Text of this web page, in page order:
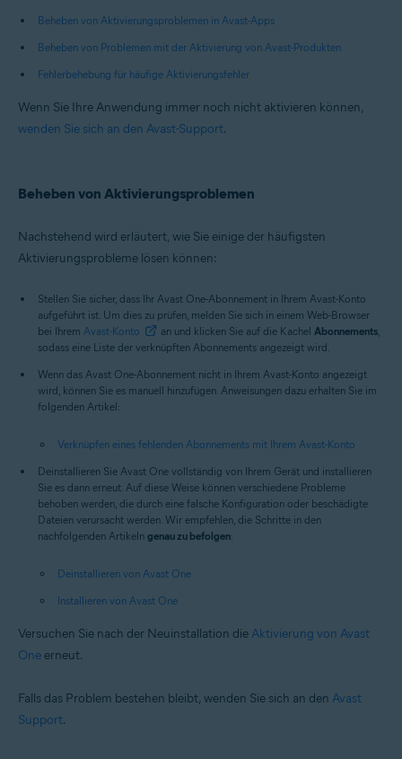
Beheben von Aktivierungsproblemen in Avast-Apps
Beheben von Problemen mit der Aktivierung von Avast-Produkten
Fehlerbehebung für häufige Aktivierungsfehler
Wenn Sie Ihre Anwendung immer noch nicht aktivieren können,
wenden Sie sich an den Avast-Support.
Beheben von Aktivierungsproblemen
Nachstehend wird erläutert, wie Sie einige der häufigsten
Aktivierungsprobleme lösen können:
Stellen Sie sicher, dass Ihr Avast One-Abonnement in Ihrem Avast-Konto
aufgeführt ist. Um dies zu prüfen, melden Sie sich in einem Web-Browser
bei Ihrem Avast-Konto an und klicken Sie auf die Kachel Abonnements,
sodass eine Liste der verknüpften Abonnements angezeigt wird.
Wenn das Avast One-Abonnement nicht in Ihrem Avast-Konto angezeigt
wird, können Sie es manuell hinzufügen. Anweisungen dazu erhalten Sie im
folgenden Artikel:
Verknüpfen eines fehlenden Abonnements mit Ihrem Avast-Konto
Deinstallieren Sie Avast One vollständig von Ihrem Gerät und installieren
Sie es dann erneut. Auf diese Weise können verschiedene Probleme
behoben werden, die durch eine falsche Konfiguration oder beschädigte
Dateien verursacht werden. Wir empfehlen, die Schritte in den
nachfolgenden Artikeln genau zu befolgen:
Deinstallieren von Avast One
Installieren von Avast One
Versuchen Sie nach der Neuinstallation die Aktivierung von Avast
One erneut.
Falls das Problem bestehen bleibt, wenden Sie sich an den Avast
Support.